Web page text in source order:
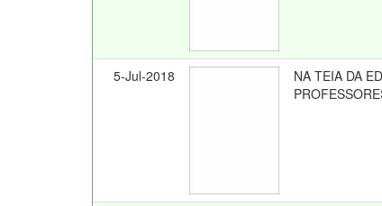
5-Jul-2018
NA TEIA DA